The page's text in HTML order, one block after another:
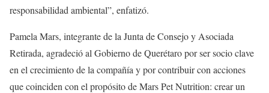
responsabilidad ambiental”, enfatizó.
Pamela Mars, integrante de la Junta de Consejo y Asociada
Retirada, agradeció al Gobierno de Querétaro por ser socio clave
en el crecimiento de la compañía y por contribuir con acciones
que coinciden con el propósito de Mars Pet Nutrition: crear un